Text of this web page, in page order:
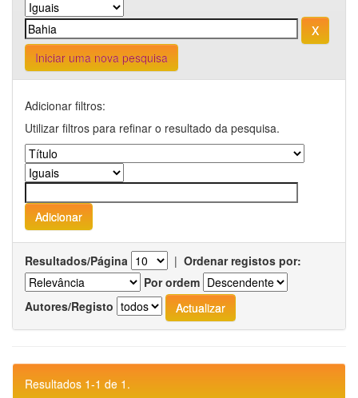
Iniciar uma nova pesquisa
Adicionar filtros:
Utilizar filtros para refinar o resultado da pesquisa.
Resultados/Página | Ordenar registos por:
Por ordem
Autores/Registo
Resultados 1-1 de 1.